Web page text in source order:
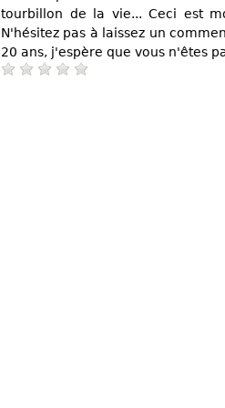
tourbillon de la vie... Ceci est
N'hésitez pas à laissez un
20 ans, j'espère que vous n'êtes